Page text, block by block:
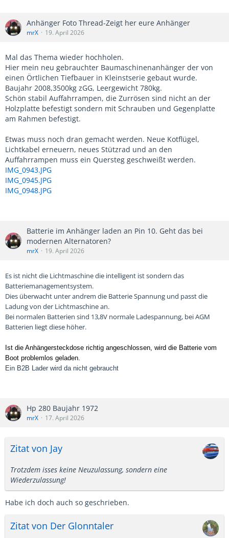
Anhänger Foto Thread-Zeigt her eure Anhänger
mrX 19. April 2026
Mal das Thema wieder hochholen.
Hier mein neu gebrauchter Baumaschinenanhänger der von
einen Örtlichen Tiefbauer in Kleinstserie gebaut wurde.
Baujahr 2008,3500kg zGG, Leergewicht 780kg.
Schön stabil Auffahrrampen, die Zurrösen sind nicht an der
Holzplatte befestigt sondern mit Schrauben und Gegenplatte
am Rahmen befestigt.
Etwas muss noch dran gemacht werden. Neue Kotflügel,
Lichtkabel erneuern, neues Stützrad und an den
Auffahrrampen muss ein Quersteg geschweißt werden.
IMG_0943.JPG
IMG_0945.JPG
IMG_0948.JPG
Batterie im Anhänger laden an Pin 10. Geht das bei
modernen Alternatoren?
mrX 19. April 2026
Es ist nicht die Lichtmaschine die intelligent ist sondern das
Batteriemanagementsystem.
Dies überwacht unter andrem die Batterie Spannung und passt die
Ladung von der Lichtmaschine an.
Bei normalen Batterien sind 13,8V normale Ladespannung, bei AGM
Batterien liegt diese höher.
Ist die Anhängersteckdose richtig angeschlossen, wird die Batterie vom
Boot problemlos geladen.
Ein B2B Lader wird da nicht gebraucht
Hp 280 Baujahr 1972
mrX 17. April 2026
Zitat von Jay
Trotzdem isses keine Neuzulassung, sondern eine
Wiederzulassung!
Habe ich doch auch so geschrieben.
Zitat von Der Glonntaler